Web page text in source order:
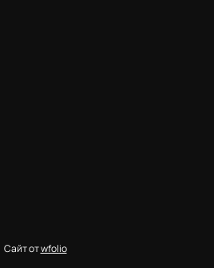
Сайт отwfolio